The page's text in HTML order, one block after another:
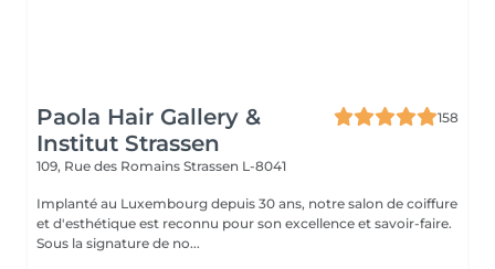
Paola Hair Gallery &
Institut Strassen
158
109, Rue des Romains Strassen L-8041
Implanté au Luxembourg depuis 30 ans, notre salon de coiffure
et d'esthétique est reconnu pour son excellence et savoir-faire.
Sous la signature de no...